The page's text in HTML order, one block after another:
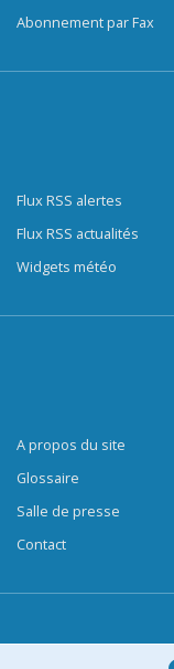
Abonnement par Fax
Flux RSS alertes
Flux RSS actualités
Widgets météo
A propos du site
Glossaire
Salle de presse
Contact